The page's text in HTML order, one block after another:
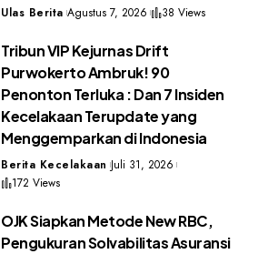
Ulas Berita Agustus 7, 2026 38 Views
Tribun VIP Kejurnas Drift
Purwokerto Ambruk! 90
Penonton Terluka : Dan 7 Insiden
Kecelakaan Terupdate yang
Menggemparkan di Indonesia
Berita Kecelakaan Juli 31, 2026
172 Views
OJK Siapkan Metode New RBC,
Pengukuran Solvabilitas Asuransi